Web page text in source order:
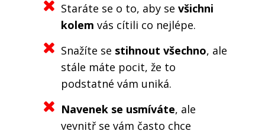
Staráte se o to, aby se všichni
kolem vás cítili co nejlépe.
Snažíte se stihnout všechno, ale
stále máte pocit, že to
podstatné vám uniká.
Navenek se usmíváte, ale
vevnitř se vám často chce